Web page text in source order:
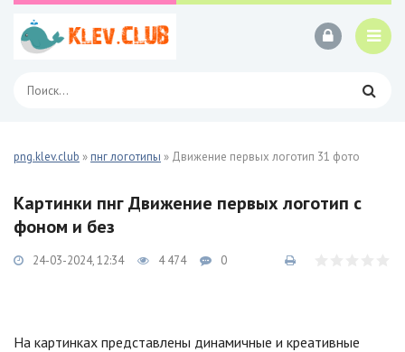
png.klev.club »пнг логотипы » Движение первых логотип 31 фото
Картинки пнг Движение первых логотип с
фоном и без
24-03-2024, 12:34 4 474 0
На картинках представлены динамичные и креативные